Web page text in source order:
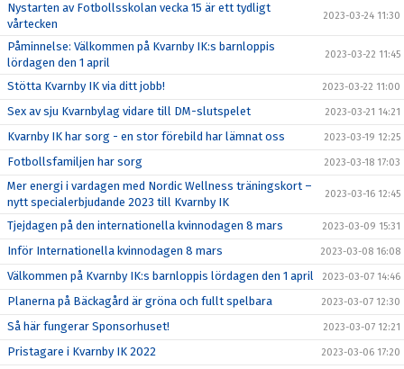
Nystarten av Fotbollsskolan vecka 15 är ett tydligt
vårtecken
2023-03-24 11:30
Påminnelse: Välkommen på Kvarnby IK:s barnloppis
lördagen den 1 april
2023-03-22 11:45
Stötta Kvarnby IK via ditt jobb! 2023-03-22 11:00
Sex av sju Kvarnbylag vidare till DM-slutspelet 2023-03-21 14:21
Kvarnby IK har sorg - en stor förebild har lämnat oss 2023-03-19 12:25
Fotbollsfamiljen har sorg 2023-03-18 17:03
Mer energi i vardagen med Nordic Wellness träningskort –
nytt specialerbjudande 2023 till Kvarnby IK
2023-03-16 12:45
Tjejdagen på den internationella kvinnodagen 8 mars 2023-03-09 15:31
Inför Internationella kvinnodagen 8 mars 2023-03-08 16:08
Välkommen på Kvarnby IK:s barnloppis lördagen den 1 april 2023-03-07 14:46
Planerna på Bäckagård är gröna och fullt spelbara 2023-03-07 12:30
Så här fungerar Sponsorhuset! 2023-03-07 12:21
Pristagare i Kvarnby IK 2022 2023-03-06 17:20